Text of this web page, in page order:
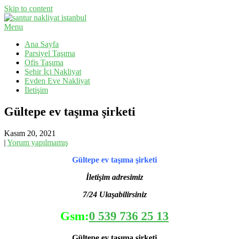
Skip to content
Santur Nakliyat
Menu
Ana Sayfa
Parsiyel Taşıma
Ofis Taşıma
Şehir İçi Nakliyat
Evden Eve Nakliyat
İletişim
Gültepe ev taşıma şirketi
Kasım 20, 2021
| Yorum yapılmamış
Gültepe ev taşıma şirketi
İletişim adresimiz
7/24 Ulaşabilirsiniz
Gsm:0 539 736 25 13